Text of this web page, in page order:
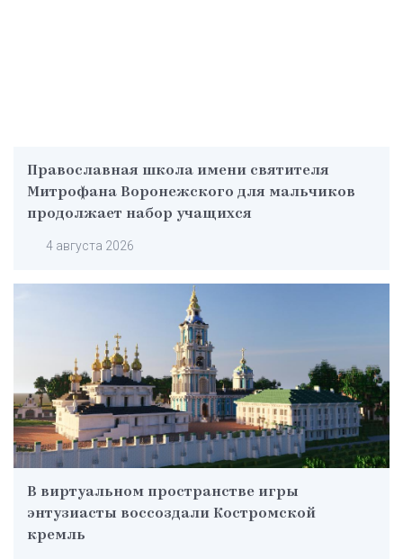
Православная школа имени святителя
Митрофана Воронежского для мальчиков
продолжает набор учащихся
4 августа 2026
В виртуальном пространстве игры
энтузиасты воссоздали Костромской
кремль